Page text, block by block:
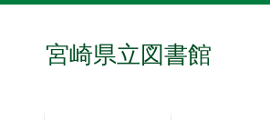
宮崎県立図書館